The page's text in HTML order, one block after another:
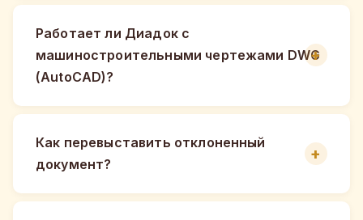
Работает ли Диадок с
машиностроительными чертежами DWG
(AutoCAD)?
Как перевыставить отклоненный
документ?